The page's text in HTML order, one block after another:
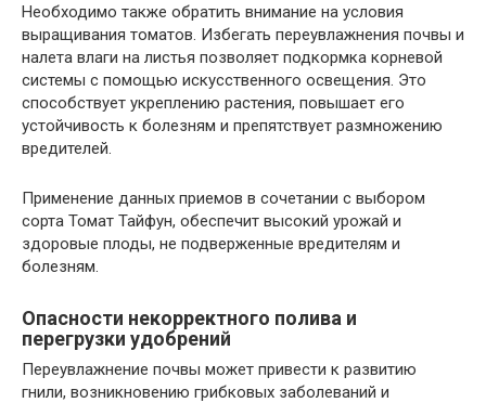
Необходимо также обратить внимание на условия
выращивания томатов. Избегать переувлажнения почвы и
налета влаги на листья позволяет подкормка корневой
системы с помощью искусственного освещения. Это
способствует укреплению растения, повышает его
устойчивость к болезням и препятствует размножению
вредителей.
Применение данных приемов в сочетании с выбором
сорта Томат Тайфун, обеспечит высокий урожай и
здоровые плоды, не подверженные вредителям и
болезням.
Опасности некорректного полива и
перегрузки удобрений
Переувлажнение почвы может привести к развитию
гнили, возникновению грибковых заболеваний и